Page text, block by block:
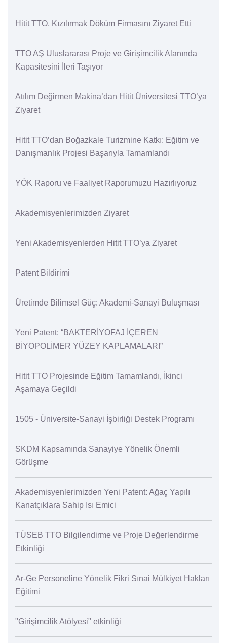
Hitit TTO, Kızılırmak Döküm Firmasını Ziyaret Etti
TTO AŞ Uluslararası Proje ve Girişimcilik Alanında
Kapasitesini İleri Taşıyor
Atılım Değirmen Makina’dan Hitit Üniversitesi TTO’ya
Ziyaret
Hitit TTO’dan Boğazkale Turizmine Katkı: Eğitim ve
Danışmanlık Projesi Başarıyla Tamamlandı
YÖK Raporu ve Faaliyet Raporumuzu Hazırlıyoruz
Akademisyenlerimizden Ziyaret
Yeni Akademisyenlerden Hitit TTO’ya Ziyaret
Patent Bildirimi
Üretimde Bilimsel Güç: Akademi-Sanayi Buluşması
Yeni Patent: “BAKTERİYOFAJ İÇEREN
BİYOPOLİMER YÜZEY KAPLAMALARI”
Hitit TTO Projesinde Eğitim Tamamlandı, İkinci
Aşamaya Geçildi
1505 - Üniversite-Sanayi İşbirliği Destek Programı
SKDM Kapsamında Sanayiye Yönelik Önemli
Görüşme
Akademisyenlerimizden Yeni Patent: Ağaç Yapılı
Kanatçıklara Sahip Isı Emici
TÜSEB TTO Bilgilendirme ve Proje Değerlendirme
Etkinliği
Ar-Ge Personeline Yönelik Fikri Sınai Mülkiyet Hakları
Eğitimi
"Girişimcilik Atölyesi" etkinliği